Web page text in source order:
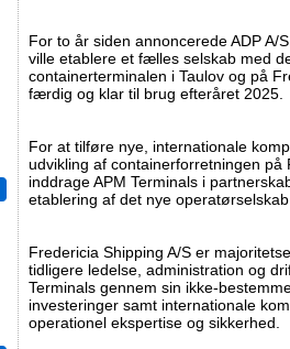
For to år siden annoncerede ADP A/
ville etablere et fælles selskab med
containerterminalen i Taulov og på
færdig og klar til brug efteråret 2025.
For at tilføre nye, internationale
udvikling af containerforretningen på
inddrage APM Terminals i
etablering af det nye
Fredericia Shipping A/S er
tidligere ledelse, administration og
Terminals gennem sin ikke-
investeringer samt internationale
operationel ekspertise og sikkerhed.